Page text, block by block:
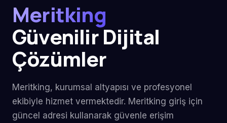
Meritking
Güvenilir Dijital
Çözümler
Meritking, kurumsal altyapısı ve profesyonel
ekibiyle hizmet vermektedir. Meritking giriş için
güncel adresi kullanarak güvenle erişim